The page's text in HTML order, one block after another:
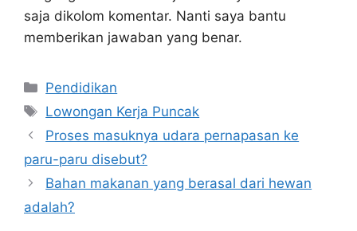
saja dikolom komentar. Nanti saya bantu
memberikan jawaban yang benar.
Kategori
Pendidikan
Tag
Lowongan Kerja Puncak
Proses masuknya udara pernapasan ke
paru-paru disebut?
Bahan makanan yang berasal dari hewan
adalah?